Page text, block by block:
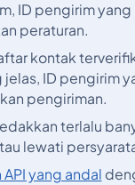
ID pengirim yang
peraturan.
kontak
jelas, ID pengirim
pengiriman.
terlalu
lewati
yang andal